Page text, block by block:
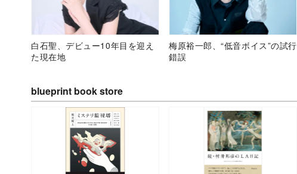
白石聖、デビュー10年目を迎え
た現在地
梅原裕一郎、“低音ボイス”の試行
錯誤
blueprint book store